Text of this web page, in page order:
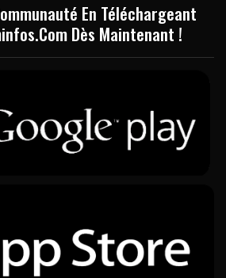
En Téléchargeant
Dès Maintenant !